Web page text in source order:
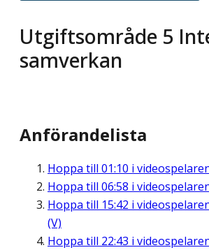
Utgiftsområde 5
samverkan
Anförandelista
Hoppa till 01:10 i
Hoppa till 06:58 i
Hoppa till 15:42 i
(V)
Hoppa till 22:43 i